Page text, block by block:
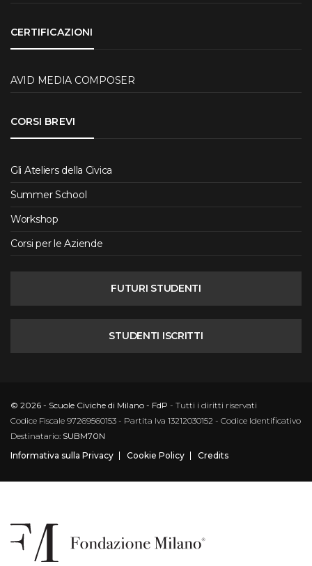
CERTIFICAZIONI
AVID MEDIA COMPOSER
CORSI BREVI
Gli Ateliers della Civica
Summer School
Workshop
Corsi per le Aziende
FUTURI STUDENTI
STUDENTI ISCRITTI
© 2026 - Scuole Civiche di Milano - FdP - Tutti i diritti riservati
Codice Fiscale 97269560153 - Partita Iva 13212030152 - Codice Identificativo
Destinatario: SUBM70N
Informativa sulla Privacy
Cookie Policy Credits